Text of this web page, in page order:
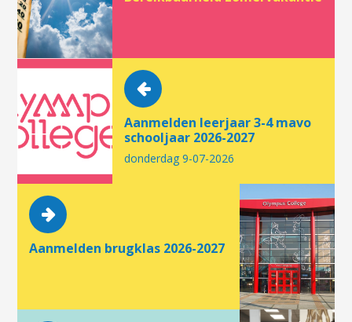
Aanmelden leerjaar 3-4 mavo
schooljaar 2026-2027
donderdag 9-07-2026
Aanmelden brugklas 2026-2027